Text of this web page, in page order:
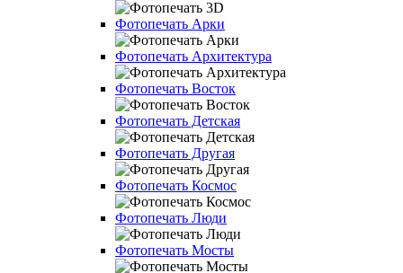
Фотопечать Арки
Фотопечать Архитектура
Фотопечать Восток
Фотопечать Детская
Фотопечать Другая
Фотопечать Космос
Фотопечать Люди
Фотопечать Мосты